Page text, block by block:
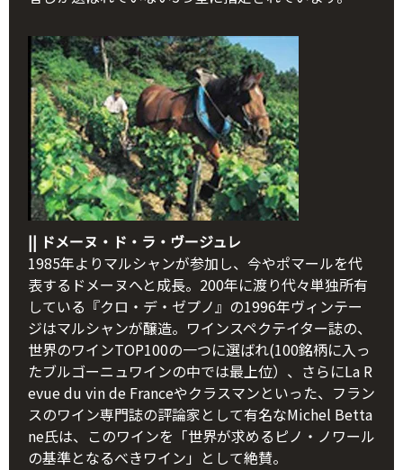
|| ドメーヌ・ド・ラ・ヴージュレ
1985年よりマルシャンが参加し、今やポマールを代
表するドメーヌへと成長。200年に渡り代々単独所有
している『クロ・デ・ゼプノ』の1996年ヴィンテー
ジはマルシャンが醸造。ワインスペクテイター誌の、
世界のワインTOP100の一つに選ばれ(100銘柄に入っ
たブルゴーニュワインの中では最上位）、さらにLa R
evue du vin de Franceやクラスマンといった、フラン
スのワイン専門誌の評論家として有名なMichel Betta
ne氏は、このワインを「世界が求めるピノ・ノワール
の基準となるべきワイン」として絶賛。